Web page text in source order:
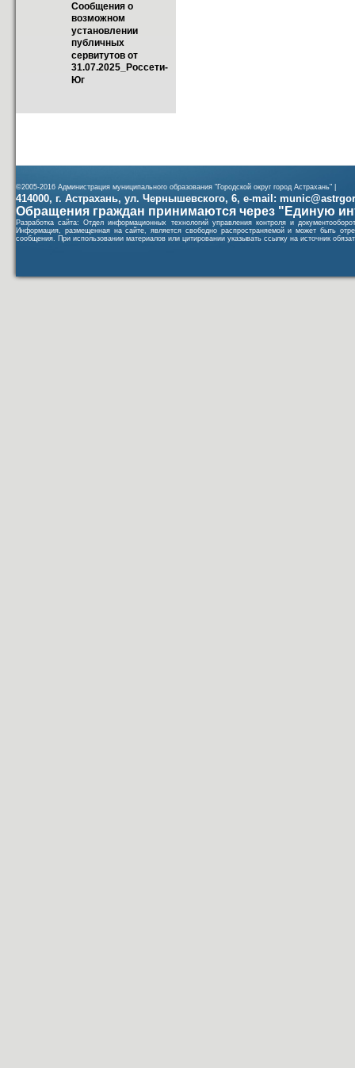
Сообщения о
возможном
установлении
публичных
сервитутов от
31.07.2025_Россети-
Юг
©2005-2016 Администрация муниципального образования "Городской округ город Астрахань" |
414000, г. Астрахань, ул. Чернышевского, 6, e-mail:
Обращения граждан принимаются через "Единую
Разработка сайта: Отдел информационных технологий управления контроля и
Информация, размещенная на сайте, является свободно распространяемой и может быть
сообщения. При использовании материалов или цитировании указывать ссылку на источник